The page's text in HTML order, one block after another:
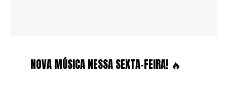
NOVA MÚSICA NESSA SEXTA-FEIRA! 🔥